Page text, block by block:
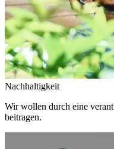
Nachhaltigkeit
Wir wollen durch eine
beitragen.